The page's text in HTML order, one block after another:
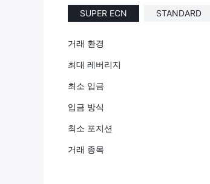
그들이 진정으로 원하는 것은 귀하
여 귀하의 실패를 보장하는 것입니
그들은 지급하지 않습니다. 서버 조
작. 중복 포지션. 실행 실패. 강제 위
SUPER ECN STANDARD
거래 환경
최대 레버리지
최소 입금
입금 방식
최소 포지션
거래 종목